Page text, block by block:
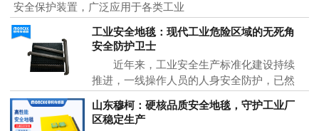
安全保护装置，广泛应用于各类工业
工业安全地毯：现代工业危险区域的无死角
安全防护卫士
近年来，工业安全生产标准化建设持续
推进，一线操作人员的人身安全防护，已然
山东穆柯：硬核品质安全地毯，守护工业厂
区稳定生产